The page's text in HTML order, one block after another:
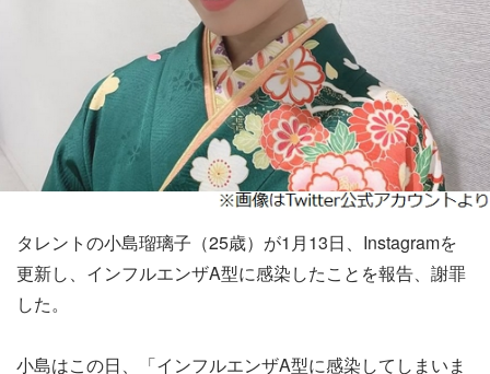
タレントの小島瑠璃子（25歳）が1月13日、Instagramを
更新し、インフルエンザA型に感染したことを報告、謝罪
した。
小島はこの日、「インフルエンザA型に感染してしまいま